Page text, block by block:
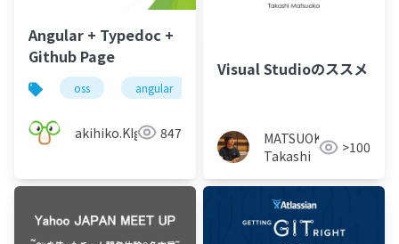
Angular + Typedoc +
Github Page
oss angular
akihiko.KIgure847
Visual Studioのススメ
MATSUOKA
Takashi
>100